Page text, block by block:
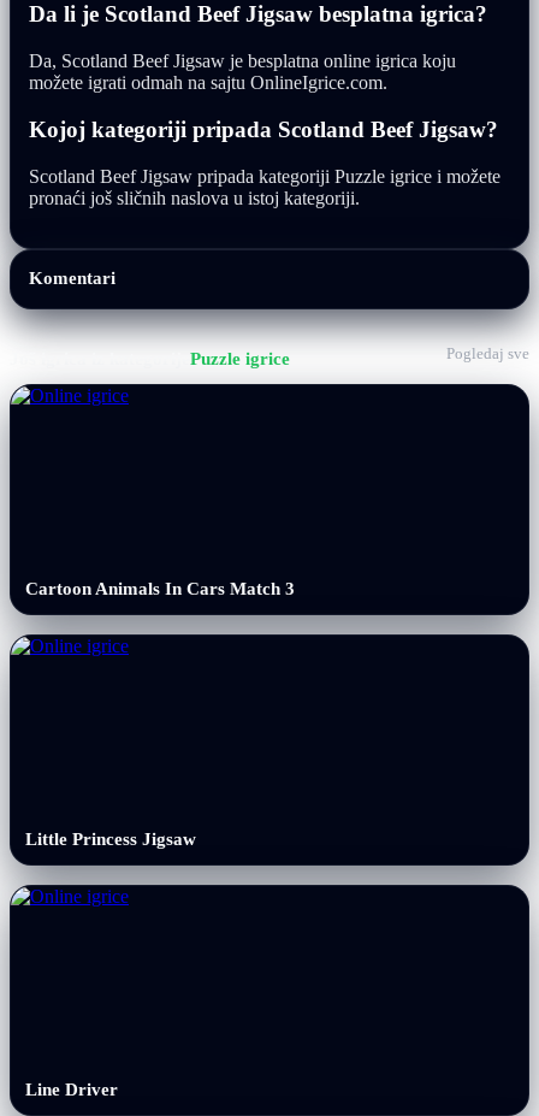
Da li je Scotland Beef Jigsaw besplatna igrica?
Da, Scotland Beef Jigsaw je besplatna online igrica koju
možete igrati odmah na sajtu OnlineIgrice.com.
Kojoj kategoriji pripada Scotland Beef Jigsaw?
Scotland Beef Jigsaw pripada kategoriji Puzzle igrice i možete
pronaći još sličnih naslova u istoj kategoriji.
Komentari
Puzzle igrice Pogledaj sve
Cartoon Animals In Cars Match 3
Little Princess Jigsaw
Line Driver